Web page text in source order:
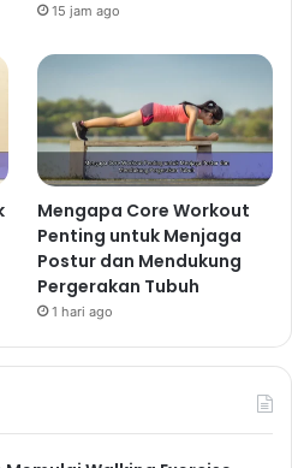
15 jam ago
Mengapa Core Workout
Penting untuk Menjaga
Postur dan Mendukung
Pergerakan Tubuh
1 hari ago